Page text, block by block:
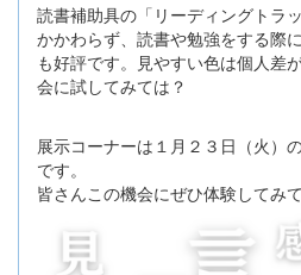
読書補助具の「リーディングトラ
かかわらず、読書や勉強をする際
も好評です。見やすい色は個人差
会に試してみては？
展示コーナーは１月２３日（火）
です。
皆さんこの機会にぜひ体験してみて